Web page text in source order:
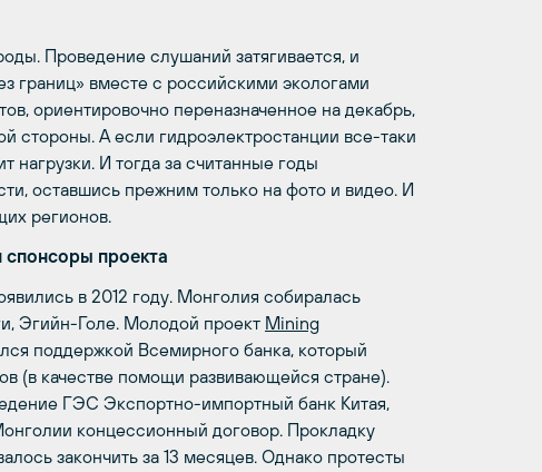
Проведение слушаний затягивается, и
границ» вместе с российскими экологами
ориентировочно переназначенное на декабрь,
стороны. А если гидроэлектростанции все-таки
нагрузки. И тогда за считанные годы
оставшись прежним только на фото и видео. И
регионов.
спонсоры проекта
в 2012 году. Монголия собиралась
Эгийн-Голе. Молодой проект Mining
поддержкой Всемирного банка, который
(в качестве помощи развивающейся стране).
ГЭС Экспортно-импортный банк Китая,
концессионный договор. Прокладку
закончить за 13 месяцев. Однако протесты